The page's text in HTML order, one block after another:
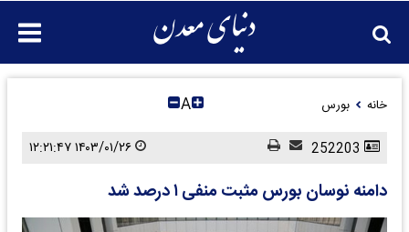
خانه بورس A
دامنه نوسان بورس مثبت منفی ۱ درصد شد